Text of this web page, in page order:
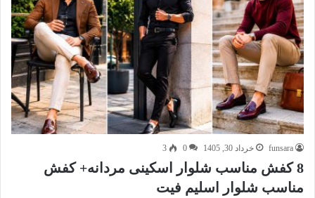
funsara خرداد 30, 1405 0
3
8 کفش مناسب شلوار اسکینی مردانه+ کفش
مناسب شلوار اسلیم فیت